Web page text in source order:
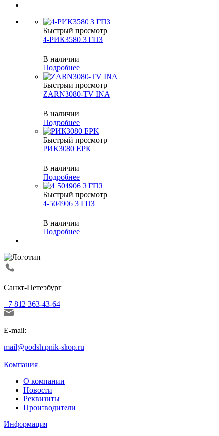
Быстрый просмотр
4-РИК3580 3 ГПЗ
В наличии
Подробнее
Быстрый просмотр
ZARN3080-TV INA
В наличии
Подробнее
Быстрый просмотр
РИК3080 EPK
В наличии
Подробнее
Быстрый просмотр
4-504906 3 ГПЗ
В наличии
Подробнее
Санкт-Петербург
+7 812 363-43-64
E-mail:
mail@podshipnik-shop.ru
Компания
О компании
Новости
Реквизиты
Производители
Информация